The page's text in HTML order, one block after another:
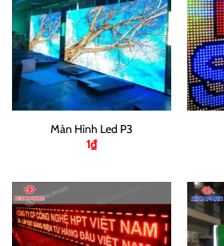
Màn Hình Led P3
1₫